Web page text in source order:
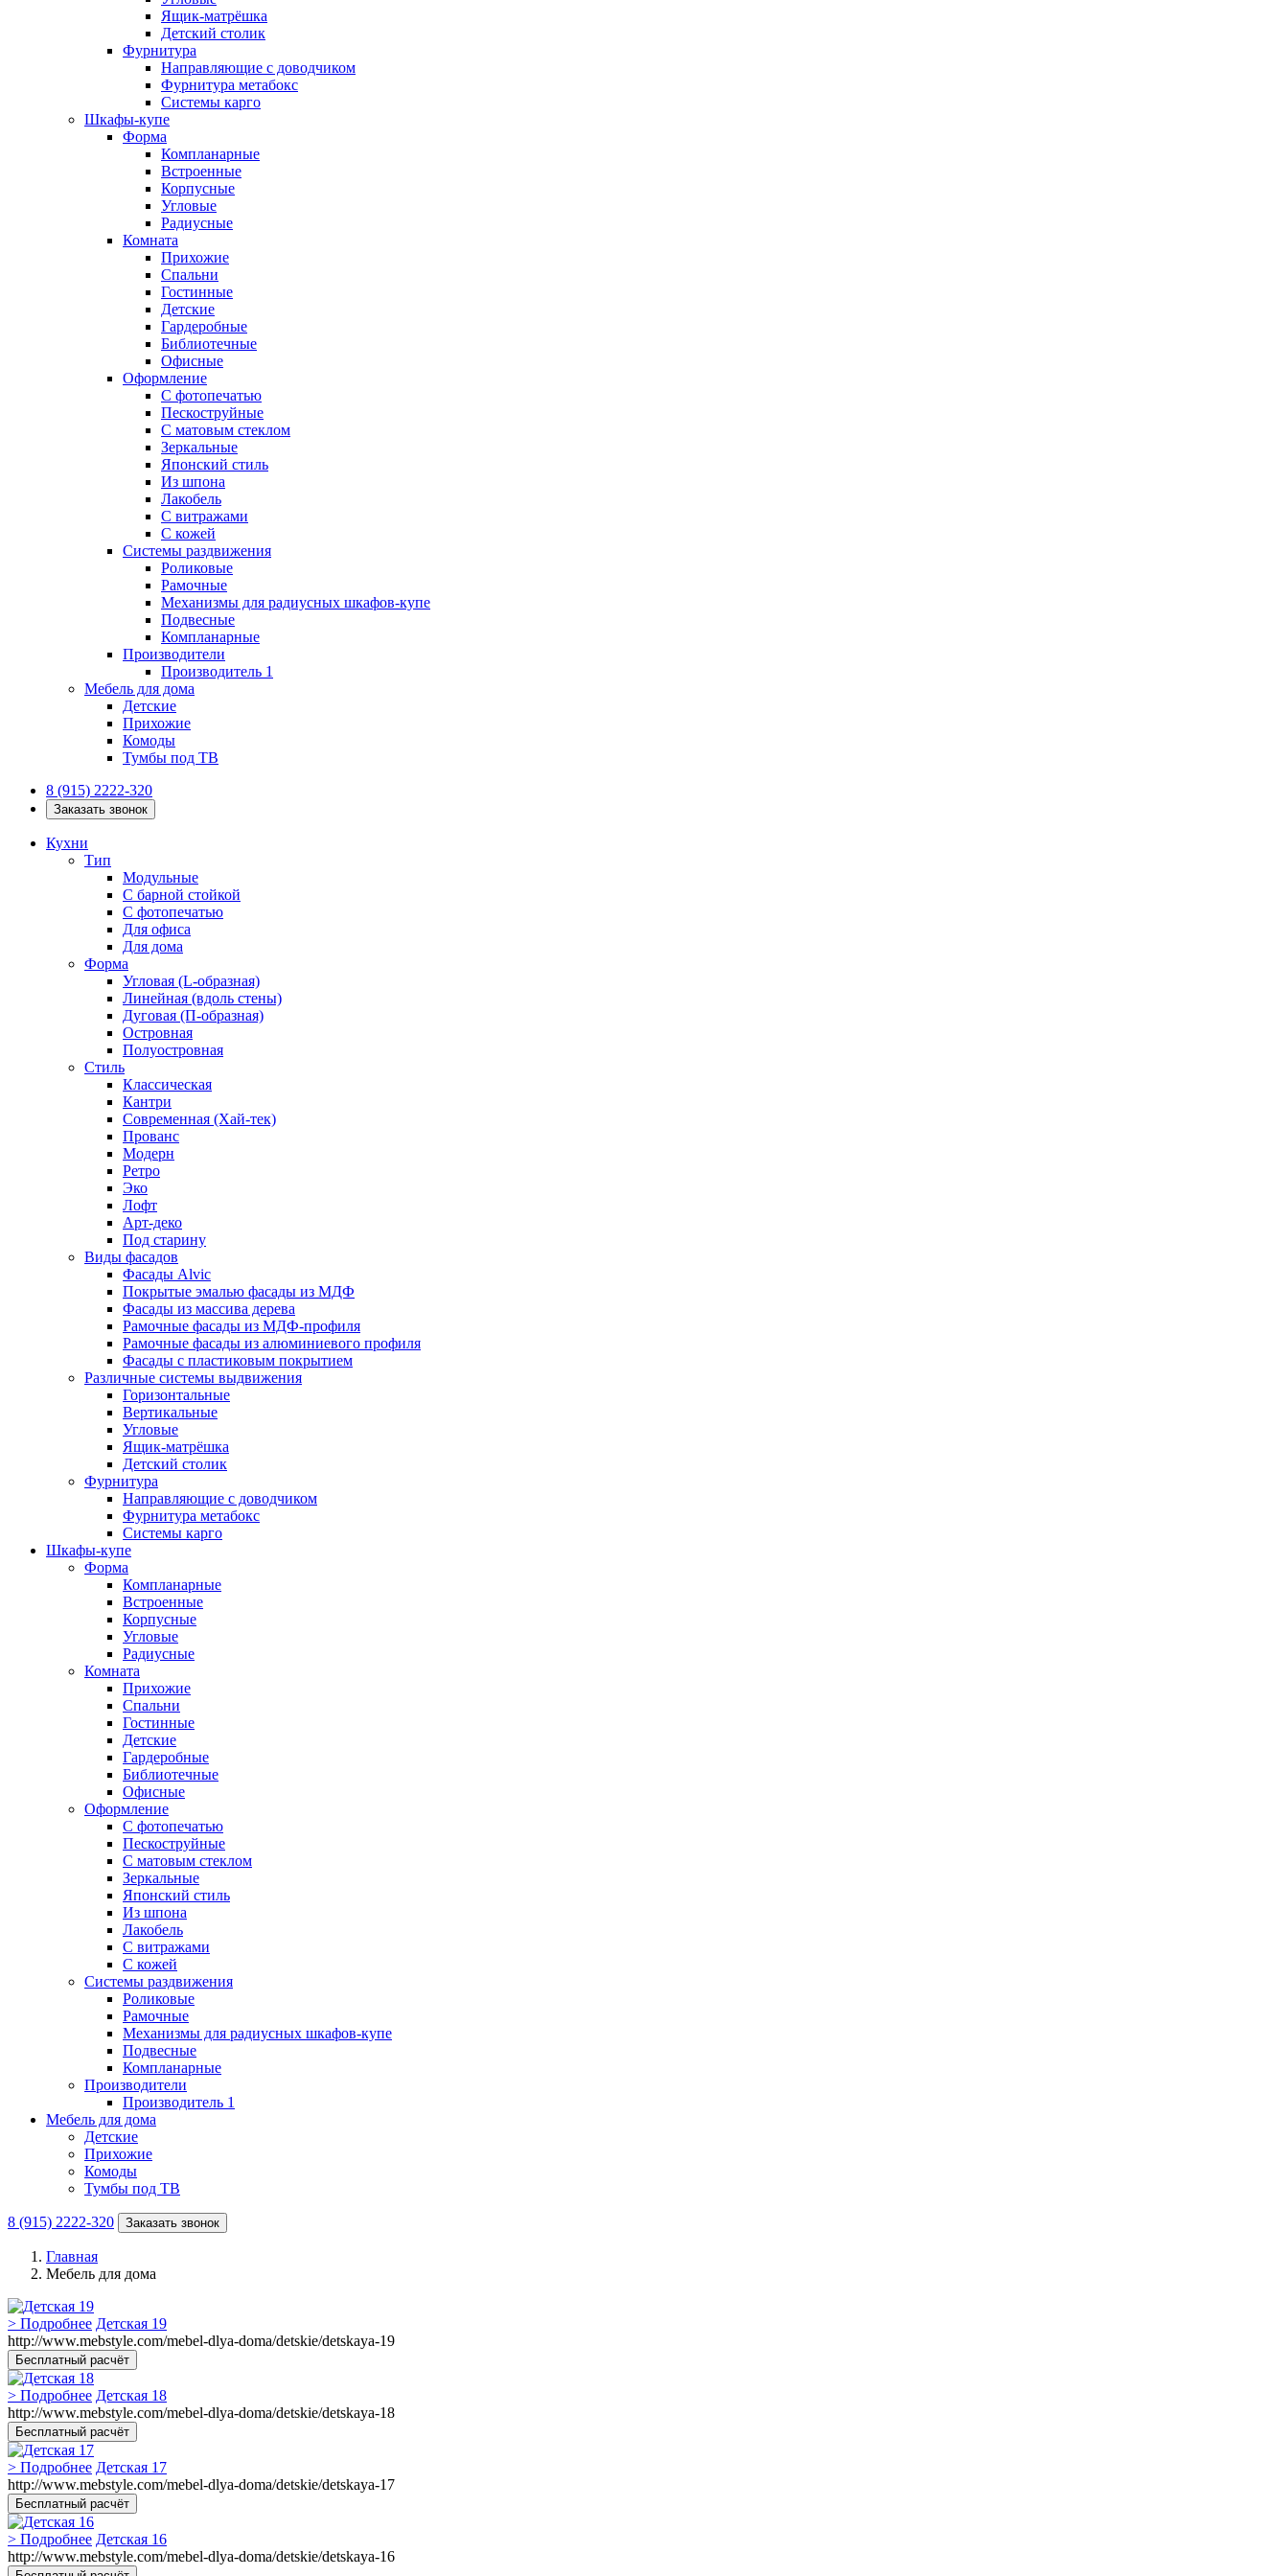
Ящик-матрёшка
Детский столик
Фурнитура
Направляющие с доводчиком
Фурнитура метабокс
Системы карго
Шкафы-купе
Форма
Компланарные
Встроенные
Корпусные
Угловые
Радиусные
Комната
Прихожие
Спальни
Гостинные
Детские
Гардеробные
Библиотечные
Офисные
Оформление
С фотопечатью
Пескоструйные
С матовым стеклом
Зеркальные
Японский стиль
Из шпона
Лакобель
С витражами
С кожей
Системы раздвижения
Роликовые
Рамочные
Механизмы для радиусных шкафов-купе
Подвесные
Компланарные
Производители
Производитель 1
Мебель для дома
Детские
Прихожие
Комоды
Тумбы под ТВ
8 (915) 2222-320
Заказать звонок
Кухни
Тип
Модульные
С барной стойкой
С фотопечатью
Для офиса
Для дома
Форма
Угловая (L-образная)
Линейная (вдоль стены)
Дуговая (П-образная)
Островная
Полуостровная
Стиль
Классическая
Кантри
Современная (Хай-тек)
Прованс
Модерн
Ретро
Эко
Лофт
Арт-деко
Под старину
Виды фасадов
Фасады Alvic
Покрытые эмалью фасады из МДФ
Фасады из массива дерева
Рамочные фасады из МДФ-профиля
Рамочные фасады из алюминиевого профиля
Фасады с пластиковым покрытием
Различные системы выдвижения
Горизонтальные
Вертикальные
Угловые
Ящик-матрёшка
Детский столик
Фурнитура
Направляющие с доводчиком
Фурнитура метабокс
Системы карго
Шкафы-купе
Форма
Компланарные
Встроенные
Корпусные
Угловые
Радиусные
Комната
Прихожие
Спальни
Гостинные
Детские
Гардеробные
Библиотечные
Офисные
Оформление
С фотопечатью
Пескоструйные
С матовым стеклом
Зеркальные
Японский стиль
Из шпона
Лакобель
С витражами
С кожей
Системы раздвижения
Роликовые
Рамочные
Механизмы для радиусных шкафов-купе
Подвесные
Компланарные
Производители
Производитель 1
Мебель для дома
Детские
Прихожие
Комоды
Тумбы под ТВ
8 (915) 2222-320 Заказать звонок
Главная
Мебель для дома
> Подробнее Детская 19
http://www.mebstyle.com/mebel-dlya-doma/detskie/detskaya-19
Бесплатный расчёт
> Подробнее Детская 18
http://www.mebstyle.com/mebel-dlya-doma/detskie/detskaya-18
Бесплатный расчёт
> Подробнее Детская 17
http://www.mebstyle.com/mebel-dlya-doma/detskie/detskaya-17
Бесплатный расчёт
> Подробнее Детская 16
http://www.mebstyle.com/mebel-dlya-doma/detskie/detskaya-16